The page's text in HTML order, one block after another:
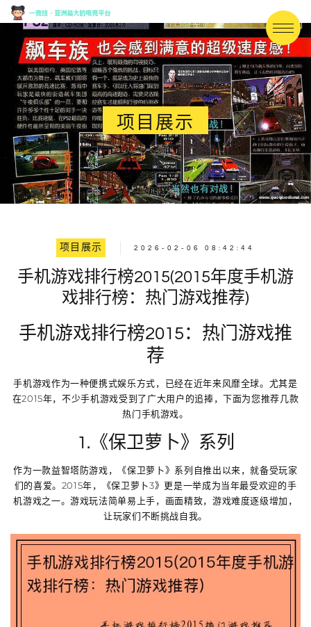
项目展示
项目展示 2026-02-06 08:42:44
手机游戏排行榜2015(2015年度手机游
戏排行榜：热门游戏推荐)
手机游戏排行榜2015：热门游戏推
荐
手机游戏作为一种便携式娱乐方式，已经在近年来风靡全球。尤其是
在2015年，不少手机游戏受到了广大用户的追捧，下面为您推荐几款
热门手机游戏。
1.《保卫萝卜》系列
作为一款益智塔防游戏，《保卫萝卜》系列自推出以来，就备受玩家
们的喜爱。2015年，《保卫萝卜3》更是一举成为当年最受欢迎的手
机游戏之一。游戏玩法简单易上手，画面精致，游戏难度逐级增加，
让玩家们不断挑战自我。